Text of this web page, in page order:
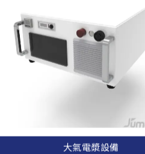
大氣電漿設備